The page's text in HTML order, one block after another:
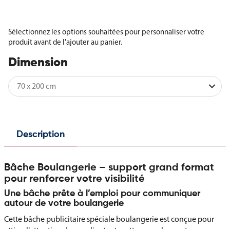
Sélectionnez les options souhaitées pour personnaliser votre
produit avant de l'ajouter au panier.
Dimension
Description
Bâche Boulangerie – support grand format
pour renforcer votre visibilité
Une bâche prête à l’emploi pour communiquer
autour de votre boulangerie
Cette bâche publicitaire spéciale boulangerie est conçue pour